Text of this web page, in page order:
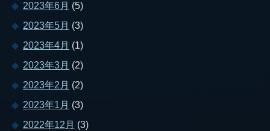
2023年6月 (5)
2023年5月 (3)
2023年4月 (1)
2023年3月 (2)
2023年2月 (2)
2023年1月 (3)
2022年12月 (3)